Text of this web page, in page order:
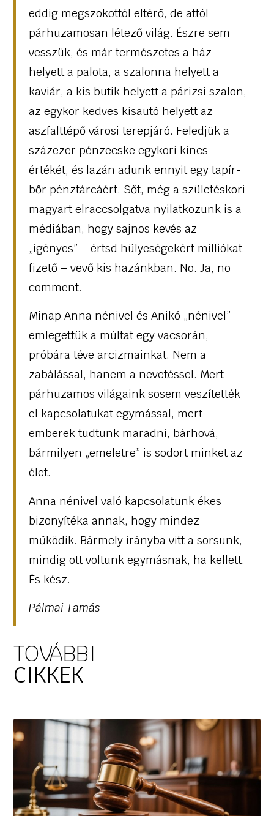
eddig megszokottól eltérő, de attól
párhuzamosan létező világ. Észre sem
vesszük, és már természetes a ház
helyett a palota, a szalonna helyett a
kaviár, a kis butik helyett a párizsi szalon,
az egykor kedves kisautó helyett az
aszfalttépő városi terepjáró. Feledjük a
százezer pénzecske egykori kincs-
értékét, és lazán adunk ennyit egy tapír-
bőr pénztárcáért. Sőt, még a születéskori
magyart elraccsolgatva nyilatkozunk is a
médiában, hogy sajnos kevés az
„igényes” – értsd hülyeségekért milliókat
fizető – vevő kis hazánkban. No. Ja, no
comment.
Minap Anna nénivel és Anikó „nénivel”
emlegettük a múltat egy vacsorán,
próbára téve arcizmainkat. Nem a
zabálással, hanem a nevetéssel. Mert
párhuzamos világaink sosem veszítették
el kapcsolatukat egymással, mert
emberek tudtunk maradni, bárhová,
bármilyen „emeletre” is sodort minket az
élet.
Anna nénivel való kapcsolatunk ékes
bizonyítéka annak, hogy mindez
működik. Bármely irányba vitt a sorsunk,
mindig ott voltunk egymásnak, ha kellett.
És kész.
Pálmai Tamás
TOVÁBBI
CIKKEK